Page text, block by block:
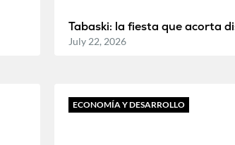
Tabaski: la fiesta que acorta
July 22, 2026
ECONOMÍA Y DESARROLLO